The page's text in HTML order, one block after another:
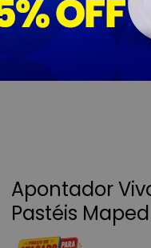
Apontador
Pastéis